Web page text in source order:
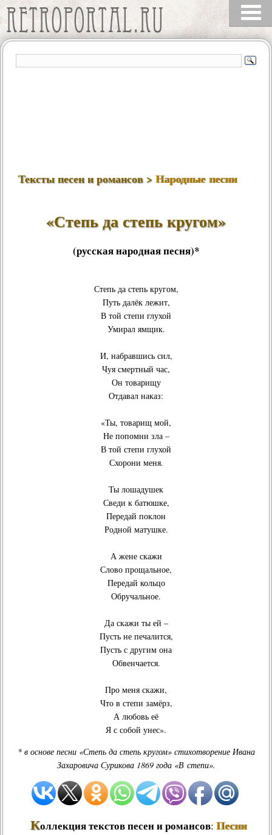
Тексты песен и романсов >Народные песни
«Степь да степь кругом»
(русская народная песня)*
Степь да степь кругом,
Путь далёк лежит,
В той степи глухой
Умирал ямщик.
И, набравшись сил,
Чуя смертный час,
Он товарищу
Отдавал наказ:
«Ты, товарищ мой,
Не попомни зла –
В той степи глухой
Схорони меня.
Ты лошадушек
Сведи к батюшке,
Передай поклон
Родной матушке.
А жене скажи
Слово прощальное,
Передай кольцо
Обручальное.
Да скажи ты ей –
Пусть не печалится,
Пусть с другим она
Обвенчается.
Про меня скажи,
Что в степи замёрз,
А любовь её
Я с собой унес».
* в основе песни «Степь да степь кругом» стихотворение Ивана
Захаровича Сурикова 1869 года «В степи».
Коллекция текстов песен и романсов: Песни